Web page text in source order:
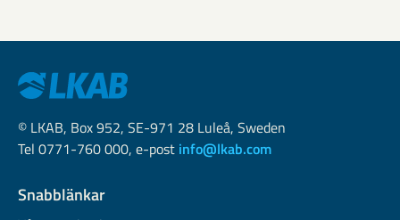
© LKAB, Box 952, SE-971 28 Luleå, Sweden
Tel 0771-760 000, e-post info@lkab.com
Snabblänkar